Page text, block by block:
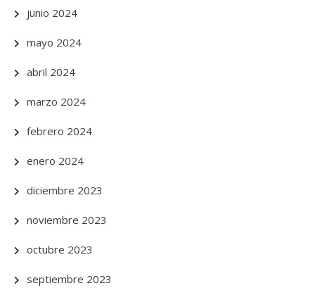
junio 2024
mayo 2024
abril 2024
marzo 2024
febrero 2024
enero 2024
diciembre 2023
noviembre 2023
octubre 2023
septiembre 2023